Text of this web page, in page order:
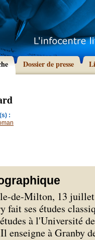
Dossier de presse
:
de-Milton, 13
fait ses études
à l'Université
enseigne à Granby